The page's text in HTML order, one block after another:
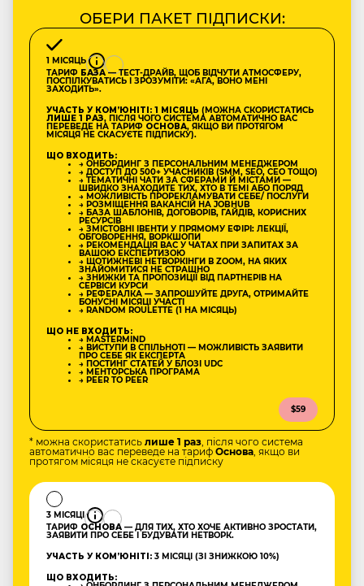
ОБЕРИ ПАКЕТ ПІДПИСКИ:
1 МІСЯЦЬ
ТАРИФ БАЗА— ТЕСТ-ДРАЙВ, ЩОБ ВІДЧУТИ АТМОСФЕРУ,
ПОСПІЛКУВАТИСЬ І ЗРОЗУМІТИ: «АГА, ВОНО МЕНІ
ЗАХОДИТЬ».
УЧАСТЬ У КОМʼЮНІТІ: 1 МІСЯЦЬ (МОЖНА СКОРИСТАТИСЬ
ЛИШЕ 1 РАЗ, ПІСЛЯ ЧОГО СИСТЕМА АВТОМАТИЧНО ВАС
ПЕРЕВЕДЕ НА ТАРИФ ОСНОВА, ЯКЩО ВИ ПРОТЯГОМ
МІСЯЦЯ НЕ СКАСУЄТЕ ПІДПИСКУ).
ЩО ВХОДИТЬ:
→ ОНБОРДИНГ З ПЕРСОНАЛЬНИМ МЕНЕДЖЕРОМ
→ ДОСТУП ДО 500+ УЧАСНИКІВ (SMM, SEO, CEO ТОЩО)
→ ТЕМАТИЧНІ ЧАТИ ЗА СФЕРАМИ Й МІСТАМИ —
ШВИДКО ЗНАХОДИТЕ ТИХ, ХТО В ТЕМІ АБО ПОРЯД
→ МОЖЛИВІСТЬ ПРОРЕКЛАМУВАТИ СЕБЕ/ ПОСЛУГИ
→ РОЗМІЩЕННЯ ВАКАНСІЙ НА JOBHUB
→ БАЗА ШАБЛОНІВ, ДОГОВОРІВ, ГАЙДІВ, КОРИСНИХ
РЕСУРСІВ
→ ЗМІСТОВНІ ІВЕНТИ У ПРЯМОМУ ЕФІРІ: ЛЕКЦІЇ,
ОБГОВОРЕННЯ, ВОРКШОПИ
→ РЕКОМЕНДАЦІЯ ВАС У ЧАТАХ ПРИ ЗАПИТАХ ЗА
ВАШОЮ ЕКСПЕРТИЗОЮ
→ ЩОТИЖНЕВІ НЕТВОРКІНГИ В ZOOM, НА ЯКИХ
ЗНАЙОМИТИСЯ НЕ СТРАШНО
→ ЗНИЖКИ ТА ПРОПОЗИЦІЇ ВІД ПАРТНЕРІВ НА
СЕРВІСИ КУРСИ
→ РЕФЕРАЛКА — ЗАПРОШУЙТЕ ДРУГА, ОТРИМАЙТЕ
БОНУСНІ МІСЯЦІ УЧАСТІ
→ RANDOM ROULETTE (1 НА МІСЯЦЬ)
ЩО НЕ ВХОДИТЬ:
→ MASTERMIND
→ ВИСТУПИ В СПІЛЬНОТІ — МОЖЛИВІСТЬ ЗАЯВИТИ
ПРО СЕБЕ ЯК ЕКСПЕРТА
→ ПОСТИНГ СТАТЕЙ У БЛОЗІ UDC
→ МЕНТОРСЬКА ПРОГРАМА
→ PEER TO PEER
$59
* можна скористатись лише 1 раз, після чого система
автоматично вас переведе на тариф Основа, якщо ви
протягом місяця не скасуєте підписку
3 МІСЯЦІ
ТАРИФ ОСНОВА — ДЛЯ ТИХ, ХТО ХОЧЕ АКТИВНО ЗРОСТАТИ,
ЗАЯВИТИ ПРО СЕБЕ І БУДУВАТИ НЕТВОРК.
УЧАСТЬ У КОМʼЮНІТІ: 3 МІСЯЦІ (ЗІ ЗНИЖКОЮ 10%)
ЩО ВХОДИТЬ: